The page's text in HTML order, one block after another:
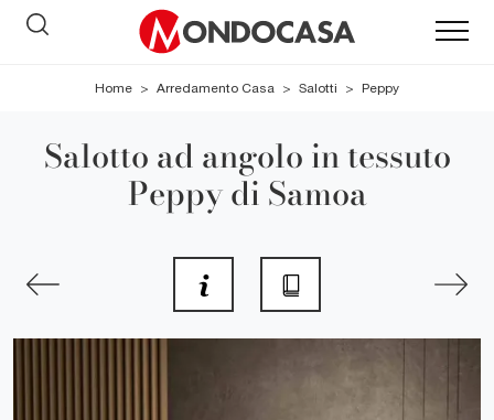
Home > Arredamento Casa > Salotti > Peppy
Salotto ad angolo in tessuto
Peppy di Samoa